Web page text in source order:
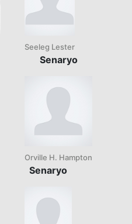
Seeleg Lester
Senaryo
Orville H. Hampton
Senaryo